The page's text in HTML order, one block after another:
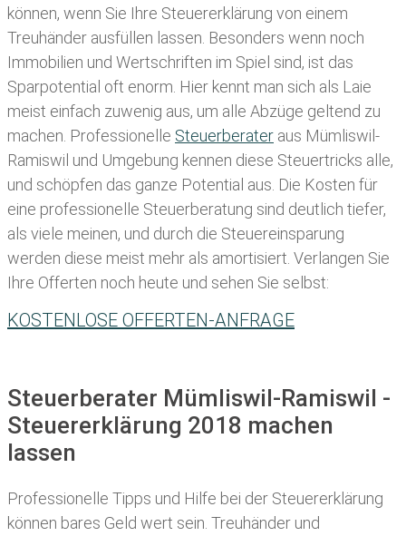
können, wenn Sie Ihre Steuererklärung von einem
Treuhänder ausfüllen lassen . Besonders wenn noch
Immobilien und Wertschriften im Spiel sind, ist das
Sparpotential oft enorm. Hier kennt man sich als Laie
meist einfach zuwenig aus, um alle Abzüge geltend zu
machen. Professionelle Steuerberater aus Mümliswil-
Ramiswil und Umgebung kennen diese Steuertricks alle,
und schöpfen das ganze Potential aus. Die Kosten für
eine professionelle Steuerberatung sind deutlich tiefer,
als viele meinen, und durch die Steuereinsparung
werden diese meist mehr als amortisiert. Verlangen Sie
Ihre Offerten noch heute und sehen Sie selbst:
KOSTENLOSE OFFERTEN-ANFRAGE
Steuerberater Mümliswil-Ramiswil -
Steuererklärung 2018 machen
lassen
Professionelle Tipps und Hilfe bei der Steuererklärung
können bares Geld wert sein. Treuhänder und